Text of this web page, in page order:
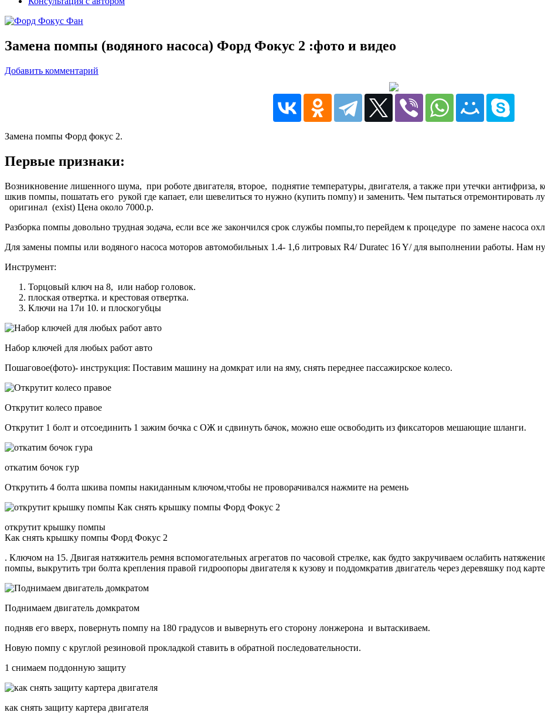
Замена помпы (водяного насоса) Форд Фокус 2 :фото и видео
Добавить комментарий
Замена помпы Форд фокус 2.
Первые признаки:
Возникновение лишенного шума, при роботе двигателя, второе, поднятие температуры, двигателя, а также при утечки антифриза,
шкив помпы, пошатать его рукой где капает, ели шевелиться то нужно (купить помпу) и заменить. Чем пытаться отремонтировать
оригинал (exist) Цена около 7000.р.
Разборка помпы довольно трудная зодача, если все же закончился срок службы помпы,то перейдем к процедуре по замене насоса
Для замены помпы или водяного насоса моторов автомобильных 1.4- 1,6 литровых R4/ Duratec 16 Y/ для выполнении работы. Нам
Инструмент:
Торцовый ключ на 8, или набор головок.
плоская отвертка. и крестовая отвертка.
Ключи на 17и 10. и плоскогубцы
Набор ключей для любых работ авто
Пошаговое(фото)- инструкция: Поставим машину на домкрат или на яму, снять переднее пассажирское колесо.
Открутит колесо правое
Открутит 1 болт и отсоединить 1 зажим бочка с ОЖ и сдвинуть бачок, можно еше освободить из фиксаторов мешающие шланги.
откатим бочок гур
Открутить 4 болта шкива помпы накиданным ключом,чтобы не проворачивался нажмите на ремень
открутит крышку помпы
Как снять крышку помпы Форд Фокус 2
. Ключом на 15. Двигая натяжитель ремня вспомогательных агрегатов по часовой стрелке, как будто закручиваем ослабить
помпы, выкрутить три болта крепления правой гидроопоры двигателя к кузову и поддомкратив двигатель через деревяшку под
Поднимаем двигатель домкратом
подняв его вверх, повернуть помпу на 180 градусов и вывернуть его сторону лонжерона и вытаскиваем.
Новую помпу с круглой резиновой прокладкой ставить в обратной последовательности.
1 снимаем поддонную защиту
как снять защиту картера двигателя